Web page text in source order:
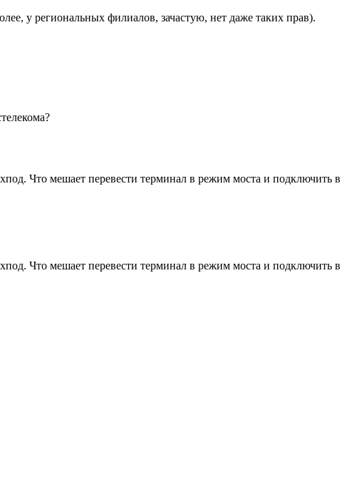
у региональных филиалов, зачастую, нет даже таких прав).
Что мешает перевести терминал в режим моста и подключить в
Что мешает перевести терминал в режим моста и подключить в